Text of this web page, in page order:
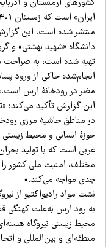
ارمنستان و آذربایجان
شده است. این گزارش که
«شهید بهشتی» و گروه
شده است، به صراحت
حاکی از ورود پساب‌ها
در رودخانۀ ارس است.»
گزارش تأکید می‌کند:
مناطق حاشیۀ مرزی رودخانه،
انسانی و محیط زیستی برای
است که با تولید بحران‌های
امنیت ملی کشور را در
مواجه می‌کند.»
مواد رادیواکتیو از نیروگاه
رود ارس به‌علت کهنگی قطعات
زیستی نیروگاه هسته‌ای
و بین‌المللی و اتحادیه